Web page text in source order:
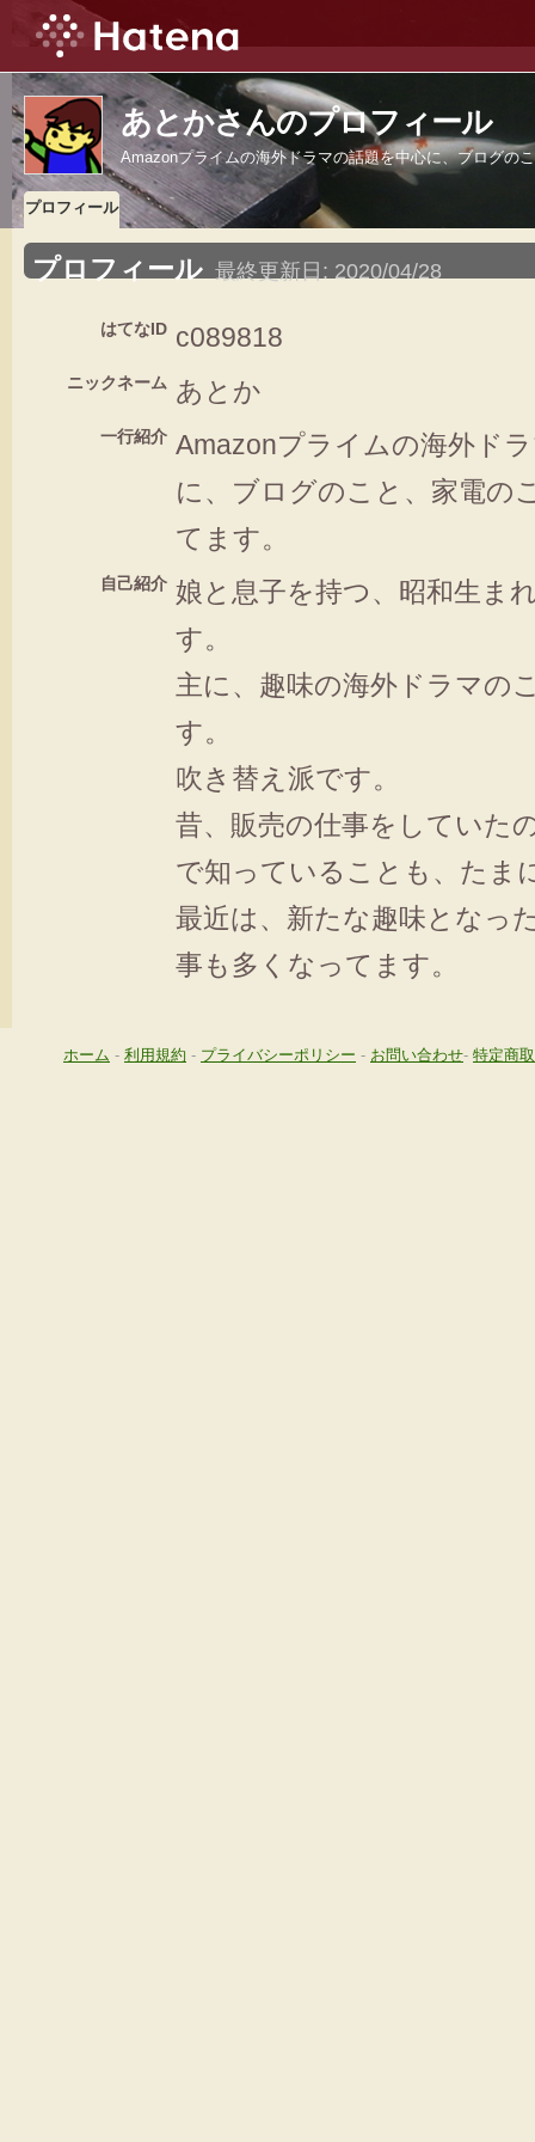
あとかさんのプロフィール
Amazonプライムの海外ドラマの話題を中心に、ブログの
プロフィール
プロフィール 最終更新日: 2020/04/28
はてなID c089818
ニックネーム あとか
一行紹介 Amazonプライムの海外ド
に、ブログのこと、家電の
てます。
自己紹介 娘と息子を持つ、昭和生ま
す。
主に、趣味の海外ドラマの
す。
吹き替え派です。
昔、販売の仕事をしていた
で知っていることも、たま
最近は、新たな趣味となっ
事も多くなってます。
ホーム - 利用規約 - プライバシーポリシー - お問い合わせ- 特定商